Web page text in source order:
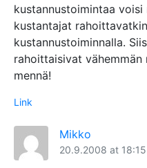
kustannustoimintaa
kustantajat
kustannustoiminnalla.
rahoittaisivat
mennä!
Link
Mikko
20.9.2008 at 18:15